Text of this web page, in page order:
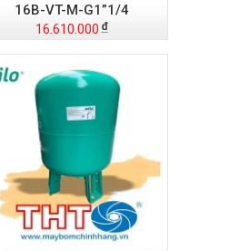
16B-VT-M-G1”1/4
16.610.000